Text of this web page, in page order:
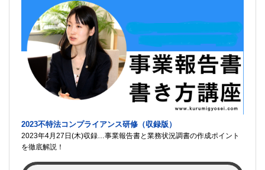
2023不特法コンプライアンス研修（収録版）
2023年4月27日(木)収録…事業報告書と業務状況調書の作成ポイント
を徹底解説！